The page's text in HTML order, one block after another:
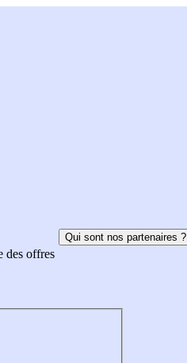
des offres
Qui sont nos partenaires ?